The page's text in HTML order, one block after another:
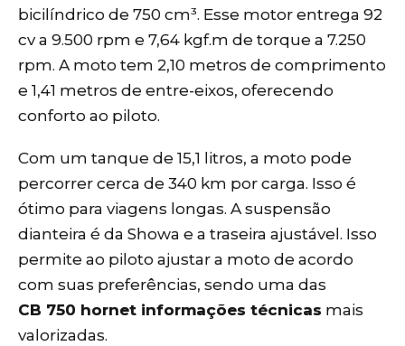
bicilíndrico de 750 cm³. Esse motor entrega 92
cv a 9.500 rpm e 7,64 kgf.m de torque a 7.250
rpm. A moto tem 2,10 metros de comprimento
e 1,41 metros de entre-eixos, oferecendo
conforto ao piloto.
Com um tanque de 15,1 litros, a moto pode
percorrer cerca de 340 km por carga. Isso é
ótimo para viagens longas. A suspensão
dianteira é da Showa e a traseira ajustável. Isso
permite ao piloto ajustar a moto de acordo
com suas preferências, sendo uma das
CB 750 hornet informações técnicas mais
valorizadas.